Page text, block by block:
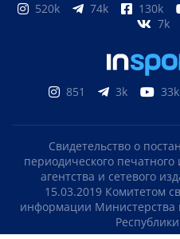
520k 74k 130k
7k
851 3k 33k
Свидетельство о
периодического
агентства и сетевого
15.03.2019 Комитетом
информации Министерства